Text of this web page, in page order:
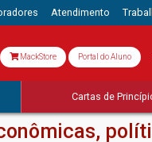
Atendimento
MackStore Portal do Aluno
Cartas de